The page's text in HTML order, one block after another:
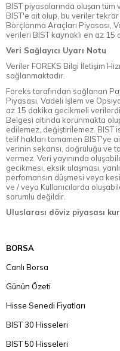
BIST piyasalarında oluşan
BIST'e ait olup, bu veriler tekrar
Borçlanma Araçları Piyasası,
verileri BIST kaynaklı en az
Veri Sağlayıcı Uyarı Notu
Veriler FOREKS Bilgi İletişim
sağlanmaktadır.
Foreks tarafından sağlanan
Piyasası, Vadeli İşlem ve
az 15 dakika gecikmeli
Belgesi altında korunmakta
edilemez, değiştirilemez. BIST
telif hakları tamamen BIST'ye
verinin sekansı, doğruluğu ve
vermez. Veri yayınında
gecikmesi, eksik ulaşması,
perfomansın düşmesi veya
ve / veya Kullanıcılarda
sorumlu değildir.
Uluslarası döviz piyasası
BORSA
Canlı Borsa
Günün Özeti
Hisse Senedi Fiyatları
BIST 30 Hisseleri
BIST 50 Hisseleri